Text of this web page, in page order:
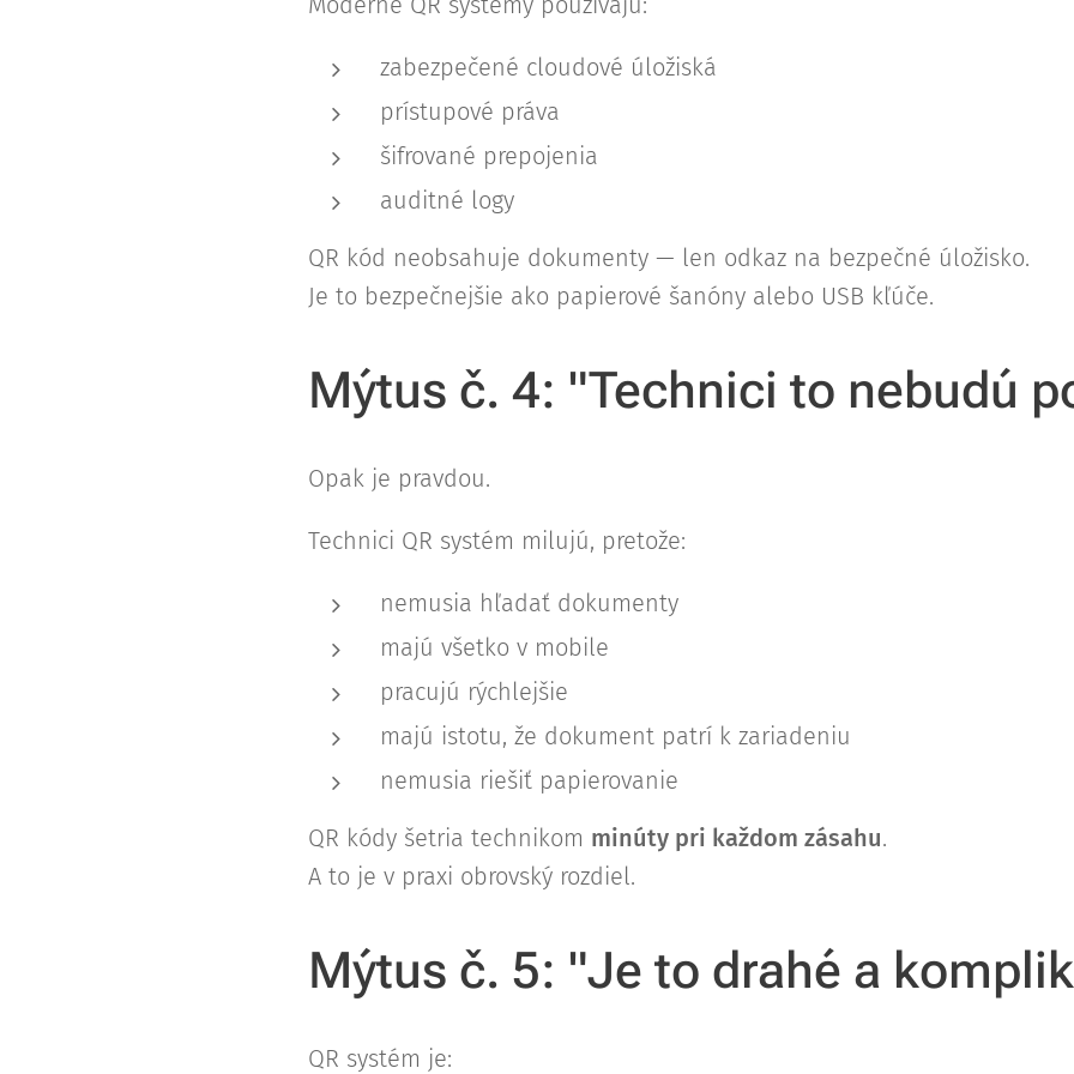
zabezpečené cloudové úložiská
prístupové práva
šifrované prepojenia
auditné logy
QR kód neobsahuje dokumenty — len odkaz na bezpečné úložisko.
Je to bezpečnejšie ako papierové šanóny alebo USB kľúče.
Mýtus č. 4: "Technici to nebudú
Opak je pravdou.
Technici QR systém milujú, pretože:
nemusia hľadať dokumenty
majú všetko v mobile
pracujú rýchlejšie
majú istotu, že dokument patrí k zariadeniu
nemusia riešiť papierovanie
QR kódy šetria technikom minúty pri každom zásahu.
A to je v praxi obrovský rozdiel.
Mýtus č. 5: "Je to drahé a
QR systém je: